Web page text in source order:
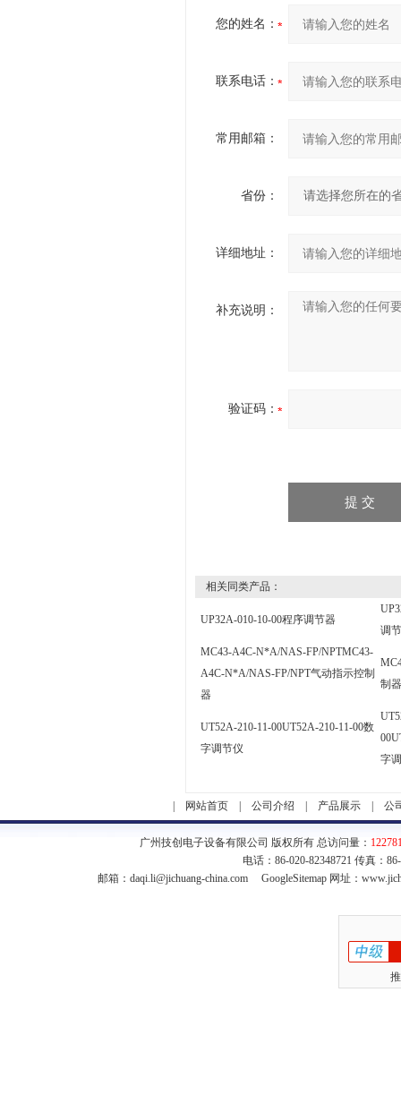
您的姓名：
联系电话：
常用邮箱：
省份：
详细地址：
补充说明：
验证码：
相关同类产品：
UP32A-010-10-00程序调节器
调
MC43-A4C-N*A/NAS-FP/NPTMC43-
A4C-N*A/NAS-FP/NPT气动指示控制
器
制器
UT52A-210-11-00UT52A-210-11-00数
字调节仪
字
网站首页 公司介绍 产品展示 公
广州技创电子设备有限公司 版权所有 总访问量：
电话：86-020-82348721 传真：
邮箱： daqi.li@jichuang-china.com GoogleSitemap网址：